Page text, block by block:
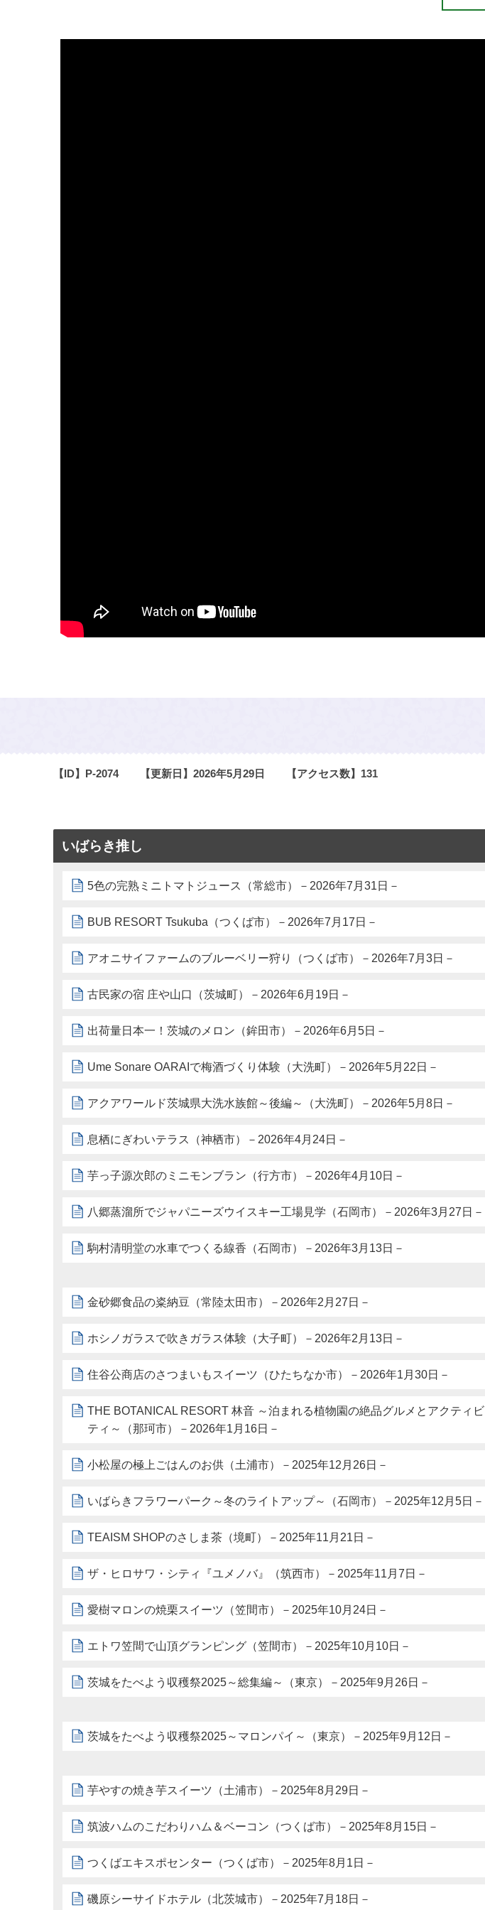
【ID】 P-2074 【更新日】 2026年5月29日 【アクセス数】 131
いばらき推し
5色の完熟ミニトマトジュース（常総市）－2026年7月31日－
BUB RESORT Tsukuba（つくば市）－2026年7月17日－
アオニサイファームのブルーベリー狩り（つくば市）－2026年7月3日－
古民家の宿 庄や山口（茨城町）－2026年6月19日－
出荷量日本一！茨城のメロン（鉾田市）－2026年6月5日－
Ume Sonare OARAIで梅酒づくり体験（大洗町）－2026年5月22日－
アクアワールド茨城県大洗水族館～後編～（大洗町）－2026年5月8日－
息栖にぎわいテラス（神栖市）－2026年4月24日－
芋っ子源次郎のミニモンブラン（行方市）－2026年4月10日－
八郷蒸溜所でジャパニーズウイスキー工場見学（石岡市）－2026年3月27日－
駒村清明堂の水車でつくる線香（石岡市）－2026年3月13日－
金砂郷食品の粢納豆（常陸太田市）－2026年2月27日－
ホシノガラスで吹きガラス体験（大子町）－2026年2月13日－
住谷公商店のさつまいもスイーツ（ひたちなか市）－2026年1月30日－
THE BOTANICAL RESORT 林音 ～泊まれる植物園の絶品グルメとアクティビ
ティ～（那珂市）－2026年1月16日－
小松屋の極上ごはんのお供（土浦市）－2025年12月26日－
いばらきフラワーパーク～冬のライトアップ～（石岡市）－2025年12月5日－
TEAISM SHOPのさしま茶（境町）－2025年11月21日－
ザ・ヒロサワ・シティ『ユメノバ』（筑西市）－2025年11月7日－
愛樹マロンの焼栗スイーツ（笠間市）－2025年10月24日－
エトワ笠間で山頂グランピング（笠間市）－2025年10月10日－
茨城をたべよう収穫祭2025～総集編～（東京）－2025年9月26日－
茨城をたべよう収穫祭2025～マロンパイ～（東京）－2025年9月12日－
芋やすの焼き芋スイーツ（土浦市）－2025年8月29日－
筑波ハムのこだわりハム＆ベーコン（つくば市）－2025年8月15日－
つくばエキスポセンター（つくば市）－2025年8月1日－
磯原シーサイドホテル（北茨城市）－2025年7月18日－